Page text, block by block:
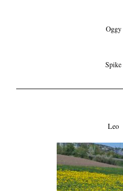
Oggy
Spike
Leo